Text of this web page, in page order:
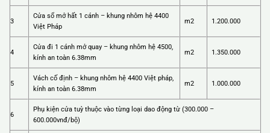
3
Cửa sổ mở hất 1 cánh – khung nhôm hệ 4400
Việt Pháp
m2 1.200.000
4
Cửa đi 1 cánh mở quay – khung nhôm hệ 4500,
kính an toàn 6.38mm
m2 1.350.000
5
Vách cố định – khung nhôm hệ 4400 Việt pháp,
kính an toàn 6.38mm
m2 1.000.000
6
Phụ kiện cửa tuỳ thuộc vào từng loại dao động từ (300.000 –
600.000vnđ/bộ)